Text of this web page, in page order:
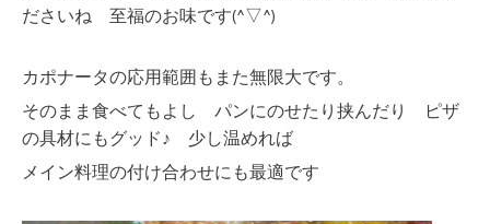
ださいね 至福のお味です(^▽^)
カポナータの応用範囲もまた無限大です。
そのまま食べてもよし パンにのせたり挟んだり ピザ
の具材にもグッド♪ 少し温めれば
メイン料理の付け合わせにも最適です